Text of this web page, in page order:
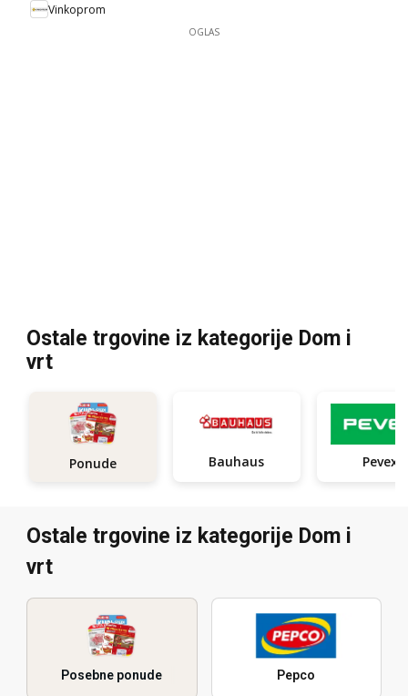
Vinkoprom
OGLAS
Ostale trgovine iz kategorije Dom i
vrt
Ponude Bauhaus Pevex
Ostale trgovine iz kategorije Dom i
vrt
Posebne ponude Pepco